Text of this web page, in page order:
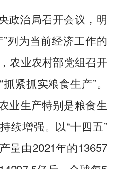
治局召开会议，明
列为当前经济工作的
农业农村部党组召开
紧抓实粮食生产”。
业生产特别是粮食生
续增强。以“十四五”
量由2021年的13657